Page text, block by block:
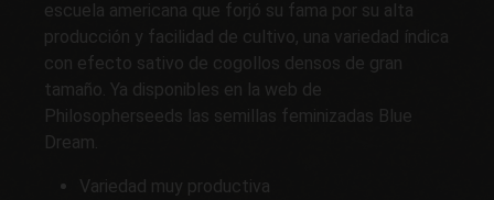
escuela americana que forjó su fama por su alta
producción y facilidad de cultivo, una variedad índica
con efecto sativo de cogollos densos de gran
tamaño. Ya disponibles en la web de
Philosopherseeds las semillas feminizadas Blue
Dream.
Variedad muy productiva